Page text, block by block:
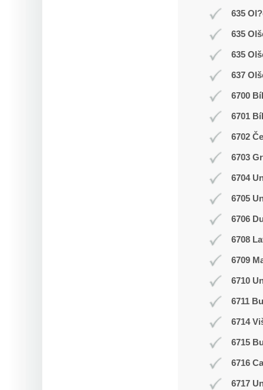
635
635
635
637
6700
6701
6702
6703
6704
6705
6706
6708
6709
6710
6711
6714
6715
6716
6717